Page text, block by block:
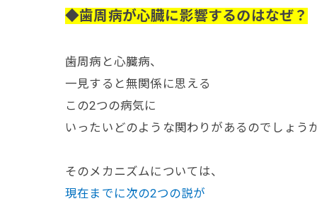
◆歯周病が心臓に影響するのはなぜ？
歯周病と心臓病、
一見すると無関係に思える
この2つの病気に
いったいどのような関わりがあるのでしょう
そのメカニズムについては、
現在までに次の2つの説が